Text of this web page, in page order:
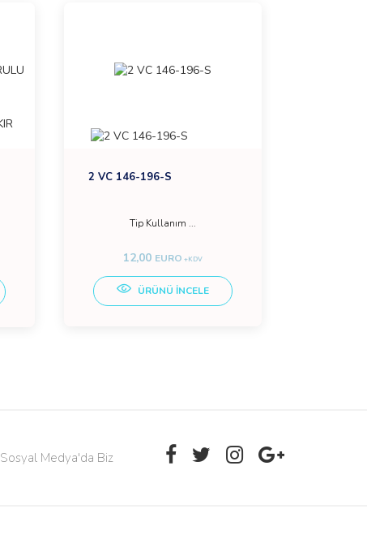
2 VC 146-196-S
Tip Kullanım ...
12,00 EURO +KDV
ÜRÜNÜ İNCELE
Sosyal Medya'da Biz